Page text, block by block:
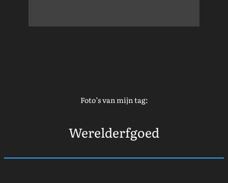
en
Foto’s van mijn tag:
Werelderfgoed